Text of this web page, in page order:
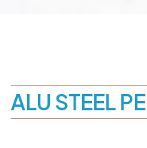
ALU STEEL